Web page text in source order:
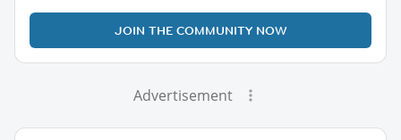
JOIN THE COMMUNITY NOW
Advertisement